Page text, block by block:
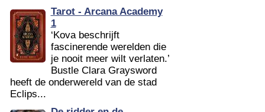
Tarot - Arcana Academy
1
‘Kova beschrijft
fascinerende werelden die
je nooit meer wilt verlaten.’
Bustle Clara Graysword
heeft de onderwereld van de stad
Eclips...